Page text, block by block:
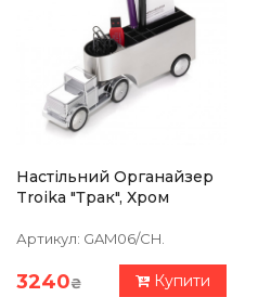
Настільний Органайзер
Troika "Трак", Хром
Артикул: GAM06/CH.
3240₴ Купити